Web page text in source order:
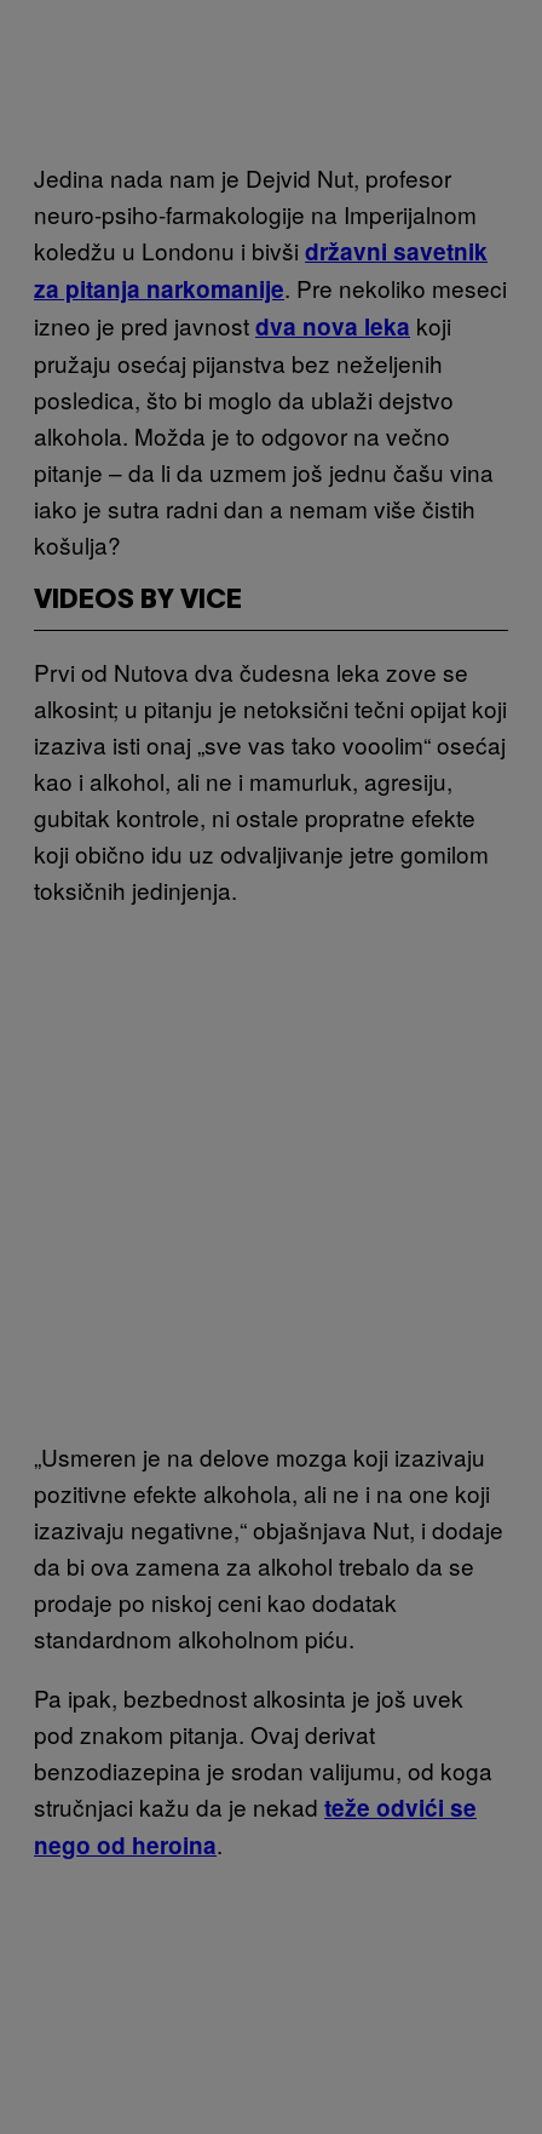
Jedina nada nam je Dejvid Nut, profesor
neuro-psiho-farmakologije na Imperijalnom
koledžu u Londonu i bivši državni savetnik
za pitanja narkomanije. Pre nekoliko meseci
izneo je pred javnostdva nova leka koji
pružaju osećaj pijanstva bez neželjenih
posledica, što bi moglo da ublaži dejstvo
alkohola. Možda je to odgovor na večno
pitanje – da li da uzmem još jednu čašu vina
iako je sutra radni dan a nemam više čistih
košulja?
VIDEOS BY VICE
Prvi od Nutova dva čudesna leka zove se
alkosint; u pitanju je netoksični tečni opijat koji
izaziva isti onaj „sve vas tako vooolim“osećaj
kao i alkohol, ali ne i mamurluk, agresiju,
gubitak kontrole, ni ostale propratne efekte
koji obično idu uz odvaljivanje jetre gomilom
toksičnih jedinjenja.
„Usmeren je na delove mozga koji izazivaju
pozitivne efekte alkohola, ali ne i na one koji
izazivaju negativne,“ objašnjava Nut, i dodaje
da bi ova zamena za alkohol trebalo da se
prodaje po niskoj ceni kao dodatak
standardnom alkoholnom piću.
Pa ipak, bezbednost alkosinta je još uvek
pod znakom pitanja. Ovaj derivat
benzodiazepina je srodan valijumu, od koga
stručnjaci kažu da je nekad teže odvići se
nego od heroina.